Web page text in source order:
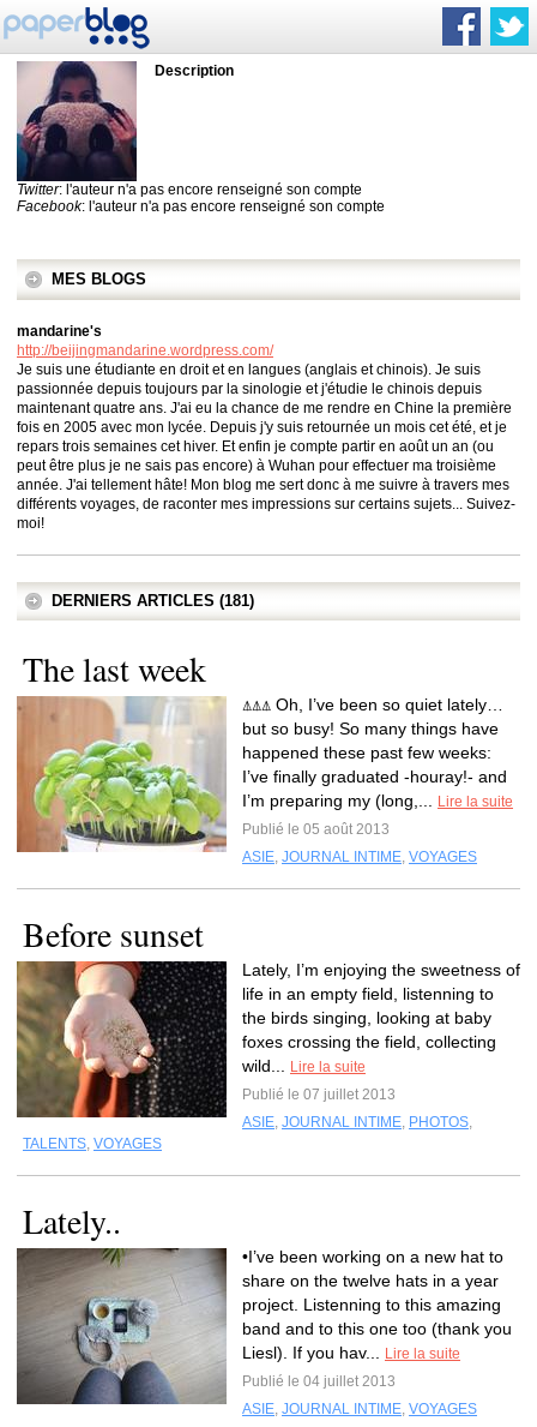
Description
Twitter: l'auteur n'a pas encore renseigné son compte
Facebook: l'auteur n'a pas encore renseigné son compte
MES BLOGS
mandarine's
http://beijingmandarine.wordpress.com/
Je suis une étudiante en droit et en langues (anglais et chinois). Je suis
passionnée depuis toujours par la sinologie et j'étudie le chinois depuis
maintenant quatre ans. J'ai eu la chance de me rendre en Chine la première
fois en 2005 avec mon lycée. Depuis j'y suis retournée un mois cet été, et je
repars trois semaines cet hiver. Et enfin je compte partir en août un an (ou
peut être plus je ne sais pas encore) à Wuhan pour effectuer ma troisième
année. J'ai tellement hâte! Mon blog me sert donc à me suivre à travers mes
différents voyages, de raconter mes impressions sur certains sujets... Suivez-
moi!
DERNIERS ARTICLES (181)
The last week
⍋⍋⍋ Oh, I’ve been so quiet lately…
but so busy! So many things have
happened these past few weeks:
I’ve finally graduated -houray!- and
I’m preparing my (long,...
Lire la suite
Publié le 05 août 2013
ASIE, JOURNAL INTIME, VOYAGES
Before sunset
Lately, I’m enjoying the sweetness of
life in an empty field, listenning to
the birds singing, looking at baby
foxes crossing the field, collecting
wild...
Lire la suite
Publié le 07 juillet 2013
ASIE, JOURNAL INTIME, PHOTOS,
TALENTS, VOYAGES
Lately..
•I’ve been working on a new hat to
share on the twelve hats in a year
project. Listenning to this amazing
band and to this one too (thank you
Liesl). If you hav...
Lire la suite
Publié le 04 juillet 2013
ASIE, JOURNAL INTIME, VOYAGES